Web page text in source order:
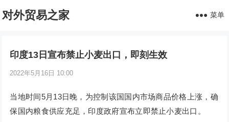
对外贸易之家 菜单
印度13日宣布禁止小麦出口，即刻生效
2022年5月16日 10:00
当地时间5月13日晚，为控制该国国内市场商品价格上涨，确
保国内粮食供应充足，印度政府宣布立即禁止小麦出口。